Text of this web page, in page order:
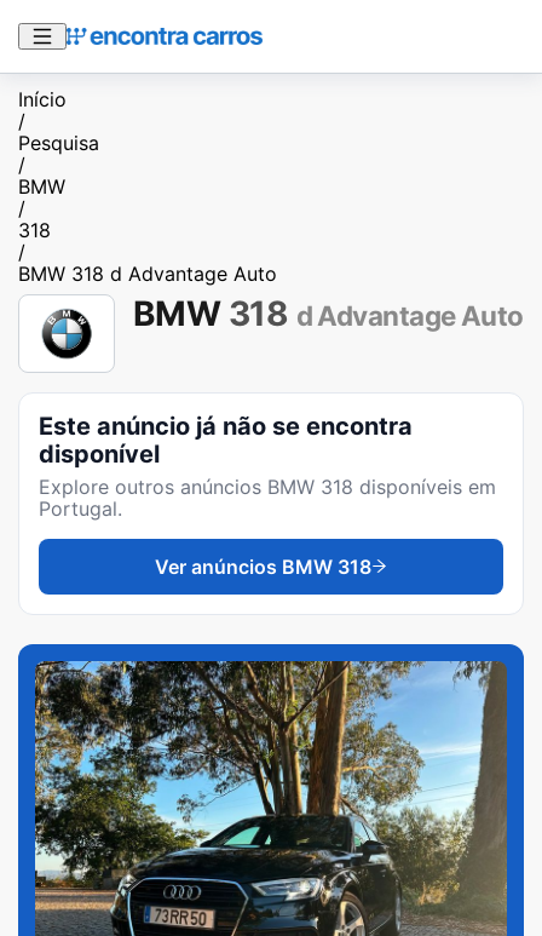
Início
/
Pesquisa
/
BMW
/
318
/
BMW 318 d Advantage Auto
BMW 318 d Advantage Auto
Este anúncio já não se encontra
disponível
Explore outros anúncios BMW 318 disponíveis em
Portugal.
Ver anúncios BMW 318